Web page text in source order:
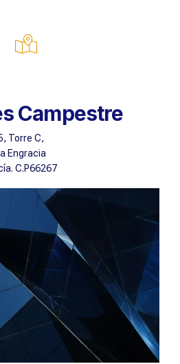
Campestre
Torre C,
Engracia
C.P66267